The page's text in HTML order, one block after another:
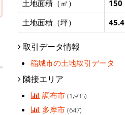
土地面積（㎡）
150
土地面積（坪）
45.4
取引データ情報
稲城市の土地取引データ
隣接エリア
調布市(1,935)
多摩市(647)